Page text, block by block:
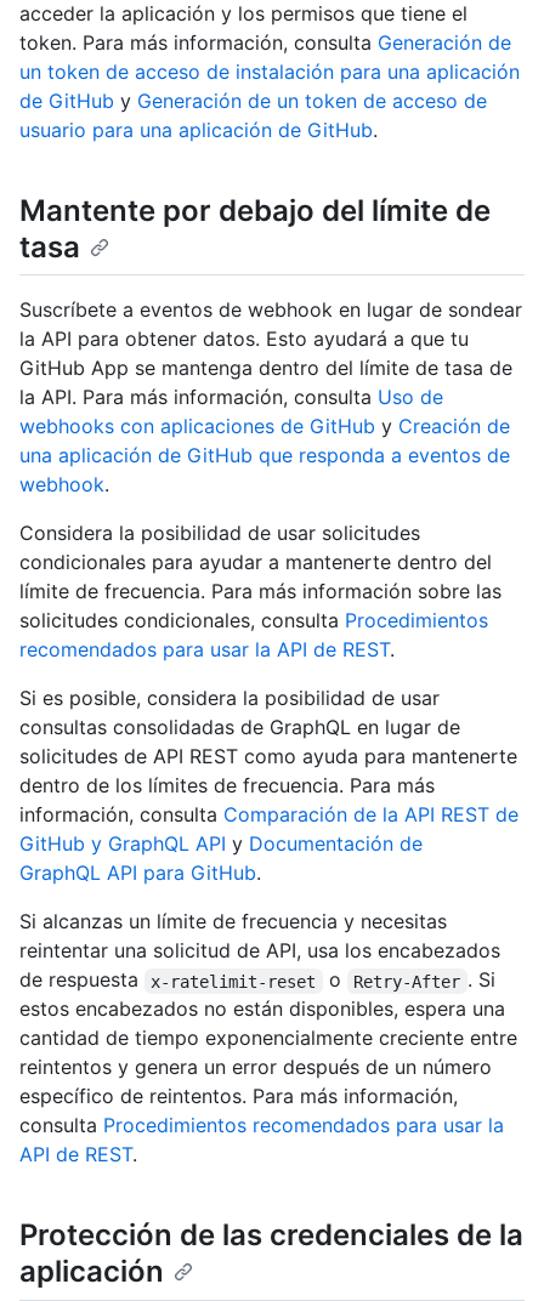
acceder la aplicación y los permisos que tiene el
token. Para más información, consulta Generación de
un token de acceso de instalación para una aplicación
de GitHub y Generación de un token de acceso de
usuario para una aplicación de GitHub.
Mantente por debajo del límite de
tasa
Suscríbete a eventos de webhook en lugar de sondear
la API para obtener datos. Esto ayudará a que tu
GitHub App se mantenga dentro del límite de tasa de
la API. Para más información, consulta Uso de
webhooks con aplicaciones de GitHub y Creación de
una aplicación de GitHub que responda a eventos de
webhook.
Considera la posibilidad de usar solicitudes
condicionales para ayudar a mantenerte dentro del
límite de frecuencia. Para más información sobre las
solicitudes condicionales, consulta Procedimientos
recomendados para usar la API de REST.
Si es posible, considera la posibilidad de usar
consultas consolidadas de GraphQL en lugar de
solicitudes de API REST como ayuda para mantenerte
dentro de los límites de frecuencia. Para más
información, consulta Comparación de la API REST de
GitHub y GraphQL API y Documentación de
GraphQL API para GitHub.
Si alcanzas un límite de frecuencia y necesitas
reintentar una solicitud de API, usa los encabezados
de respuesta
x-ratelimit-reset o Retry-After . Si
estos encabezados no están disponibles, espera una
cantidad de tiempo exponencialmente creciente entre
reintentos y genera un error después de un número
específico de reintentos. Para más información,
consulta Procedimientos recomendados para usar la
API de REST.
Protección de las credenciales de la
aplicación